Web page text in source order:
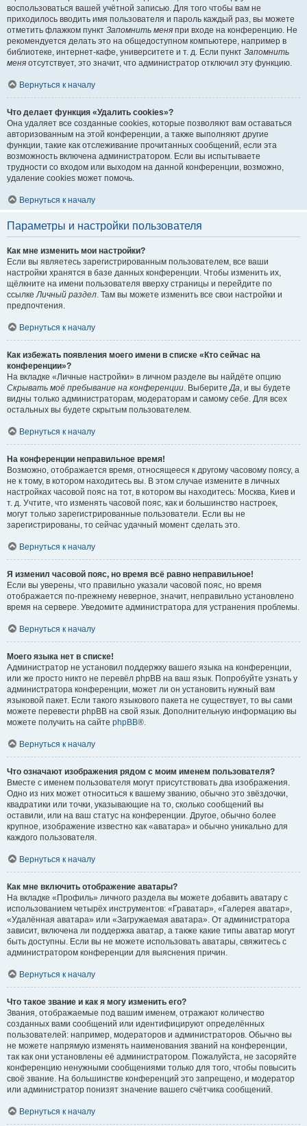
воспользоваться вашей учётной записью. Для того чтобы вам не
приходилось вводить имя пользователя и пароль каждый раз, вы можете
отметить флажком пункт Запомнить меня при входе на конференцию. Не
рекомендуется делать это на общедоступном компьютере, например в
библиотеке, интернет-кафе, университете и т. д. Если пункт Запомнить
меня отсутствует, это значит, что администратор отключил эту функцию.
Вернуться к началу
Что делает функция «Удалить cookies»?
Она удаляет все созданные cookies, которые позволяют вам оставаться
авторизованным на этой конференции, а также выполняют другие
функции, такие как отслеживание прочитанных сообщений, если эта
возможность включена администратором. Если вы испытываете
трудности со входом или выходом на данной конференции, возможно,
удаление cookies может помочь.
Вернуться к началу
Параметры и настройки пользователя
Как мне изменить мои настройки?
Если вы являетесь зарегистрированным пользователем, все ваши
настройки хранятся в базе данных конференции. Чтобы изменить их,
щёлкните на имени пользователя вверху страницы и перейдите по
ссылкеЛичный раздел. Там вы можете изменить все свои настройки и
предпочтения.
Вернуться к началу
Как избежать появления моего имени в списке «Кто сейчас на
конференции»?
На вкладке «Личные настройки» в личном разделе вы найдёте опцию
Скрывать моё пребывание на конференции. ВыберитеДа, и вы будете
видны только администраторам, модераторам и самому себе. Для всех
остальных вы будете скрытым пользователем.
Вернуться к началу
На конференции неправильное время!
Возможно, отображается время, относящееся к другому часовому поясу, а
не к тому, в котором находитесь вы. В этом случае измените в личных
настройках часовой пояс на тот, в котором вы находитесь: Москва, Киев и
т. д. Учтите, что изменять часовой пояс, как и большинство настроек,
могут только зарегистрированные пользователи. Если вы не
зарегистрированы, то сейчас удачный момент сделать это.
Вернуться к началу
Я изменил часовой пояс, но время всё равно неправильное!
Если вы уверены, что правильно указали часовой пояс, но время
отображается по-прежнему неверное, значит, неправильно установлено
время на сервере. Уведомите администратора для устранения проблемы.
Вернуться к началу
Моего языка нет в списке!
Администратор не установил поддержку вашего языка на конференции,
или же просто никто не перевёл phpBB на ваш язык. Попробуйте узнать у
администратора конференции, может ли он установить нужный вам
языковой пакет. Если такого языкового пакета не существует, то вы сами
можете перевести phpBB на свой язык. Дополнительную информацию вы
можете получить на сайте phpBB®.
Вернуться к началу
Что означают изображения рядом с моим именем пользователя?
Вместе с именем пользователя могут присутствовать два изображения.
Одно из них может относиться к вашему званию, обычно это звёздочки,
квадратики или точки, указывающие на то, сколько сообщений вы
оставили, или на ваш статус на конференции. Другое, обычно более
крупное, изображение известно как «аватара» и обычно уникально для
каждого пользователя.
Вернуться к началу
Как мне включить отображение аватары?
На вкладке «Профиль» личного раздела вы можете добавить аватару с
использованием четырёх инструментов: «Граватар», «Галерея аватар»,
«Удалённая аватара» или «Загружаемая аватара». От администратора
зависит, включена ли поддержка аватар, а также какие типы аватар могут
быть доступны. Если вы не можете использовать аватары, свяжитесь с
администратором конференции для выяснения причин.
Вернуться к началу
Что такое звание и как я могу изменить его?
Звания, отображаемые под вашим именем, отражают количество
созданных вами сообщений или идентифицируют определённых
пользователей: например, модераторов и администраторов. Обычно вы
не можете напрямую изменять наименования званий на конференции,
так как они установлены её администратором. Пожалуйста, не засоряйте
конференцию ненужными сообщениями только для того, чтобы повысить
своё звание. На большинстве конференций это запрещено, и модератор
или администратор понизят значение вашего счётчика сообщений.
Вернуться к началу